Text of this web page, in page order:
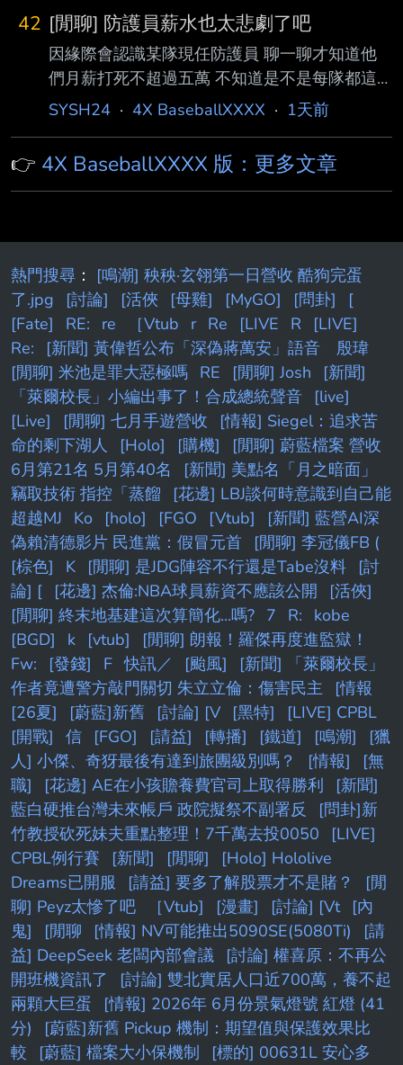
很差，有球員抱怨甚至在比賽中，還會突然被問
到：『下一個 打席你能代打上場嗎？』由於我
們毫無準備，根本無法做到 3.輸球後金子誠把鍋
推給選手，更是讓休息室氣氛徹底崩盤 4.能見篤
史跟吉見一起的調度規劃混亂 原本對委內瑞拉
是要菊池雄星上去投 結果變成隅田知一郎 伊藤
大海只練投五球就直接上了
42 [閒聊] 防護員薪水也太悲劇了吧
因緣際會認識某隊現任防護員 聊一聊才知道他
們月薪打死不超過五萬 不知道是不是每隊都這
樣 還是我對“職業”兩個字有太多幻想 但一整天
常 除非可以回家不然就都要跟選手關在一起 選
手一整天不管有沒有在訓練都要靠防護員維持
脈也不為過 結果這個專業有夠不值錢欸 說真的
與其要花高薪養一堆沒表現的冗員在二軍 還不
如把那些好幾十萬隨便挪一點給後勤團隊的大家
球團那麼有錢結果對非球員員工這麼摳
SYSH24 · 4X BaseballXXXX · 1天前
👉 4X BaseballXXXX 版：更多文章
熱門搜尋 ： [鳴潮] 秧秧·玄翎第一日營收 酷狗完蛋
了.jpg
[討論] [活俠 [母雞] [MyGO] [問卦]
[
[Fate]
RE: re ［Vtub r Re [LIVE R
[LIVE]
Re:
[新聞] 黃偉哲公布「深偽蔣萬安」語音 殷瑋
[閒聊] 米池是罪大惡極嗎 RE [閒聊] Josh
[新聞]
「萊爾校長」小編出事了！合成總統聲音
[live]
[Live]
[閒聊] 七月手遊營收
[情報] Siegel：追求苦
命的剩下湖人
[Holo] [購機]
[閒聊] 蔚藍檔案 營收
6月第21名 5月第40名
[新聞] 美點名「月之暗面」
竊取技術 指控「蒸餾
[花邊] LBJ談何時意識到自己能
超越MJ
Ko [holo] [FGO [Vtub]
[新聞] 藍營AI深
偽賴清德影片 民進黨：假冒元首
[閒聊] 李冠儀FB (
[棕色]
K [閒聊] 是JDG陣容不行還是Tabe沒料
[討
論] [
[花邊] 杰倫:NBA球員薪資不應該公開
[活俠]
[閒聊] 終末地基建這次算簡化...嗎? 7 R:
kobe
[BGD]
k [vtub]
[閒聊] 朗報！羅傑再度進監獄！
Fw:
[發錢] F 快訊／ [颱風]
[新聞] 「萊爾校長」
作者竟遭警方敲門關切 朱立立倫：傷害民主
[情報
[26夏]
[蔚藍]新舊 [討論] [V [黑特]
[LIVE] CPBL
[開戰]
信 [FGO] [請益] [轉播] [鐵道] [鳴潮]
[獵
人] 小傑、奇犽最後有達到旅團級別嗎？
[情報]
[無
職]
[花邊] AE在小孩贍養費官司上取得勝利
[新聞]
藍白硬推台灣未來帳戶 政院擬祭不副署反
[問卦]新
竹教授砍死妹夫重點整理！7千萬去投0050
[LIVE]
CPBL例行賽
[新聞] [閒聊]
[Holo] Hololive
Dreams已開服
[請益] 要多了解股票才不是賭？
[閒
聊] Peyz太慘了吧
［Vtub] [漫畫] [討論] [Vt
[內
鬼]
[閒聊 [情報] NV可能推出5090SE(5080Ti)
[請
益] DeepSeek 老闆內部會議
[討論] 權喜原：不再公
開班機資訊了
[討論] 雙北實居人口近700萬，養不起
兩顆大巨蛋
[情報] 2026年 6月份景氣燈號 紅燈 (41
分)
[蔚藍]新舊 Pickup 機制：期望值與保護效果比
較
[蔚藍] 檔案大小保機制 [標的] 00631L 安心多